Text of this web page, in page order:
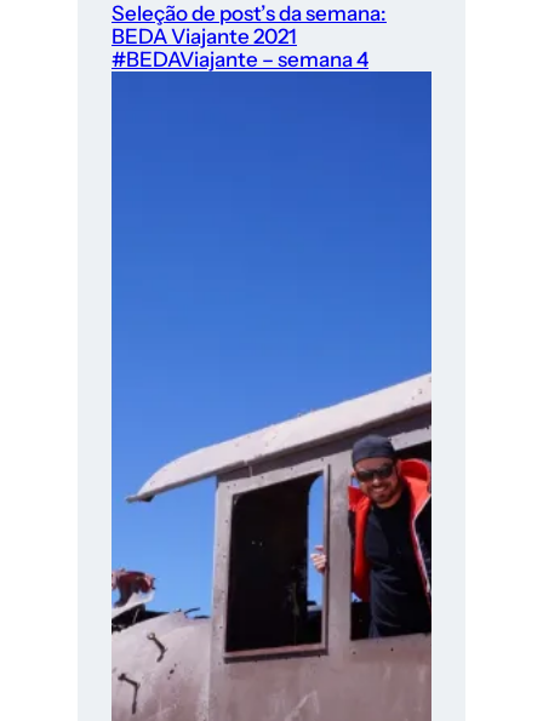
Seleção de post’s da semana:
BEDA Viajante 2021
#BEDAViajante – semana 4